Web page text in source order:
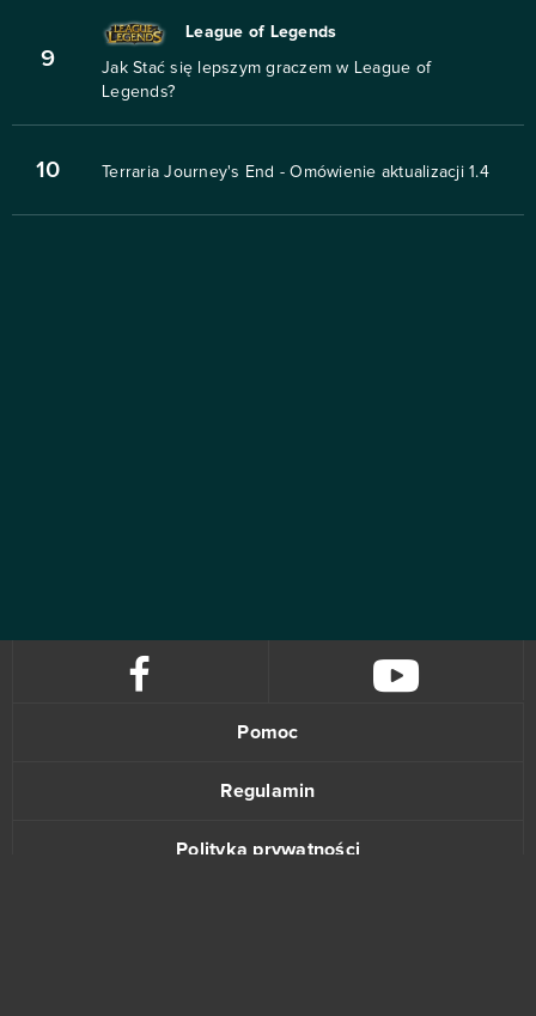
9
League of Legends
Jak Stać się lepszym graczem w League of
Legends?
10 Terraria Journey's End - Omówienie aktualizacji 1.4
Pomoc
Regulamin
Polityka prywatności